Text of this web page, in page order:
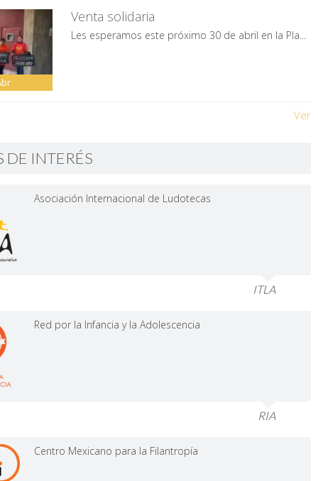
Venta solidaria
Les esperamos este próximo 30 de abril en la Pla...
Ver
DE INTERÉS
Asociación Internacional de Ludotecas
ITLA
Red por la Infancia y la Adolescencia
RIA
Centro Mexicano para la Filantropía